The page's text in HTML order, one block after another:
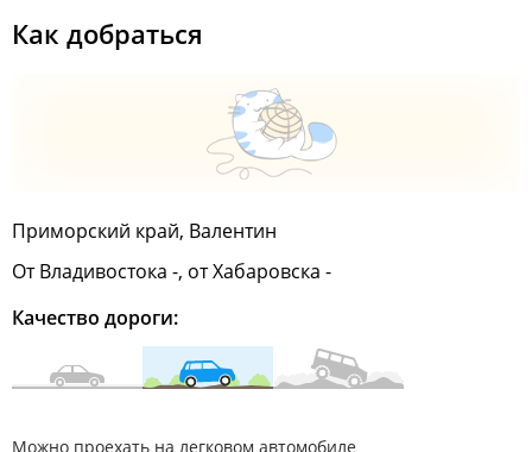
Как добраться
Приморский край, Валентин
От Владивостока -, от Хабаровска -
Качество дороги:
Можно проехать на легковом автомобиле